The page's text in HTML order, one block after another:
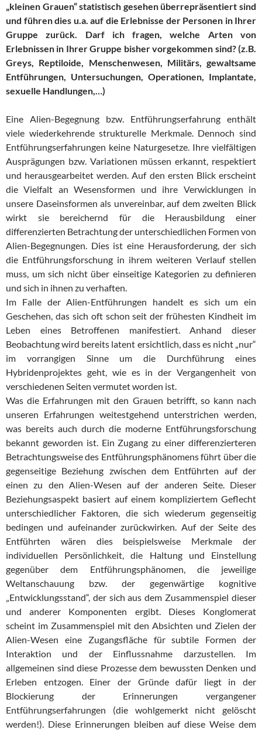
„kleinen Grauen“ statistisch gesehen überrepräsentiert sind
und führen dies u.a. auf die Erlebnisse der Personen in Ihrer
Gruppe zurück. Darf ich fragen, welche Arten von
Erlebnissen in Ihrer Gruppe bisher vorgekommen sind? (z.B.
Greys, Reptiloide, Menschenwesen, Militärs, gewaltsame
Entführungen, Untersuchungen, Operationen, Implantate,
sexuelle Handlungen,…)
Eine Alien-Begegnung bzw. Entführungserfahrung enthält
viele wiederkehrende strukturelle Merkmale. Dennoch sind
Entführungserfahrungen keine Naturgesetze. Ihre vielfältigen
Ausprägungen bzw. Variationen müssen erkannt, respektiert
und herausgearbeitet werden. Auf den ersten Blick erscheint
die Vielfalt an Wesensformen und ihre Verwicklungen in
unsere Daseinsformen als unvereinbar, auf dem zweiten Blick
wirkt sie bereichernd für die Herausbildung einer
differenzierten Betrachtung der unterschiedlichen Formen von
Alien-Begegnungen. Dies ist eine Herausforderung, der sich
die Entführungsforschung in ihrem weiteren Verlauf stellen
muss, um sich nicht über einseitige Kategorien zu definieren
und sich in ihnen zu verhaften.
Im Falle der Alien-Entführungen handelt es sich um ein
Geschehen, das sich oft schon seit der frühesten Kindheit im
Leben eines Betroffenen manifestiert. Anhand dieser
Beobachtung wird bereits latent ersichtlich, dass es nicht „nur“
im vorrangigen Sinne um die Durchführung eines
Hybridenprojektes geht, wie es in der Vergangenheit von
verschiedenen Seiten vermutet worden ist.
Was die Erfahrungen mit den Grauen betrifft, so kann nach
unseren Erfahrungen weitestgehend unterstrichen werden,
was bereits auch durch die moderne Entführungsforschung
bekannt geworden ist. Ein Zugang zu einer differenzierteren
Betrachtungsweise des Entführungsphänomens führt über die
gegenseitige Beziehung zwischen dem Entführten auf der
einen zu den Alien-Wesen auf der anderen Seite. Dieser
Beziehungsaspekt basiert auf einem kompliziertem Geflecht
unterschiedlicher Faktoren, die sich wiederum gegenseitig
bedingen und aufeinander zurückwirken. Auf der Seite des
Entführten wären dies beispielsweise Merkmale der
individuellen Persönlichkeit, die Haltung und Einstellung
gegenüber dem Entführungsphänomen, die jeweilige
Weltanschauung bzw. der gegenwärtige kognitive
„Entwicklungsstand“, der sich aus dem Zusammenspiel dieser
und anderer Komponenten ergibt. Dieses Konglomerat
scheint im Zusammenspiel mit den Absichten und Zielen der
Alien-Wesen eine Zugangsfläche für subtile Formen der
Interaktion und der Einflussnahme darzustellen. Im
allgemeinen sind diese Prozesse dem bewussten Denken und
Erleben entzogen. Einer der Gründe dafür liegt in der
Blockierung der Erinnerungen vergangener
Entführungserfahrungen (die wohlgemerkt nicht gelöscht
werden!). Diese Erinnerungen bleiben auf diese Weise dem